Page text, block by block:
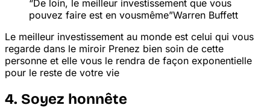
“De loin, le meilleur investissement que vous
pouvez faire est en vousmême”Warren Buffett
Le meilleur investissement au monde est celui qui vous
regarde dans le miroir Prenez bien soin de cette
personne et elle vous le rendra de façon exponentielle
pour le reste de votre vie
4. Soyez honnête